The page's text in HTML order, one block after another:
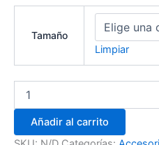
Tamaño
Limpiar
Añadir al carrito